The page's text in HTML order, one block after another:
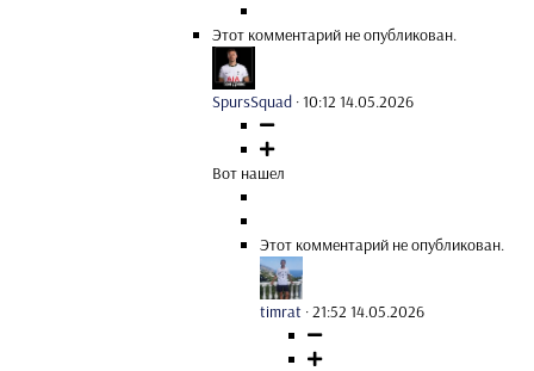
Этот комментарий не опубликован.
SpursSquad ·10:12 14.05.2026
Вот нашел
Этот комментарий не опубликован.
timrat ·21:52 14.05.2026